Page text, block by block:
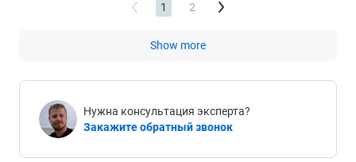
1 2
Show more
Нужна консультация эксперта?
Закажите обратный звонок